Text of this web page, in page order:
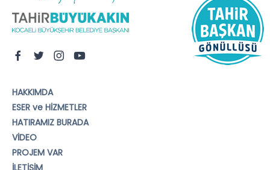
HAKKIMDA
ESER ve HİZMETLER
HATIRAMIZ BURADA
VİDEO
PROJEM VAR